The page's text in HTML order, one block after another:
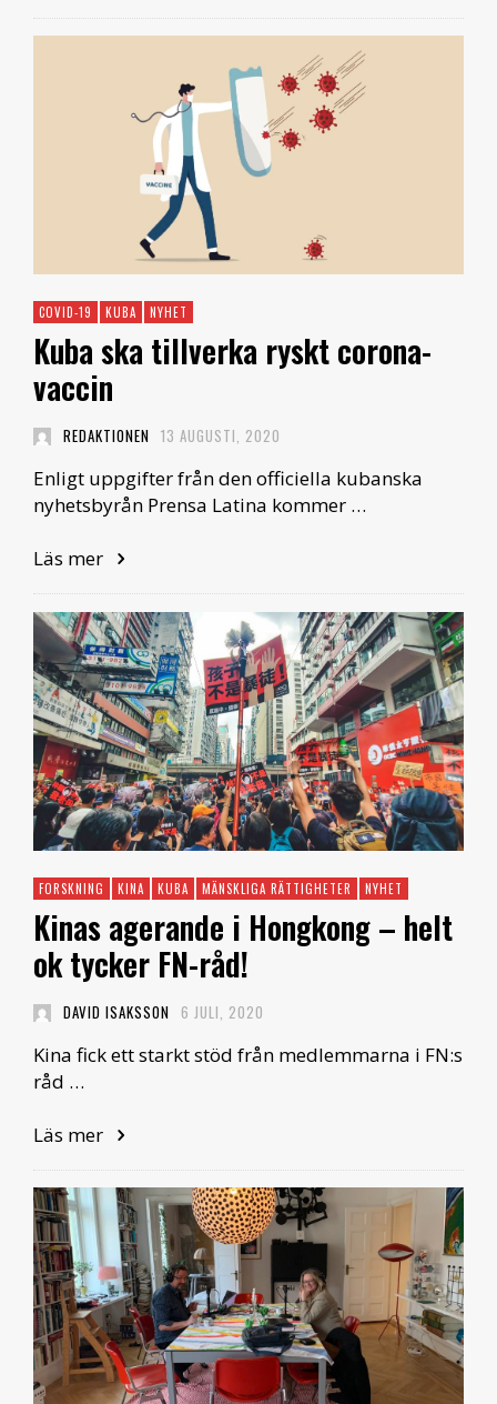
COVID-19 KUBA NYHET
Kuba ska tillverka ryskt corona-
vaccin
REDAKTIONEN 13 AUGUSTI, 2020
Enligt uppgifter från den officiella kubanska
nyhetsbyrån Prensa Latina kommer …
Läs mer
FORSKNING KINA KUBA MÄNSKLIGA RÄTTIGHETER NYHET
Kinas agerande i Hongkong – helt
ok tycker FN-råd!
DAVID ISAKSSON 6 JULI, 2020
Kina fick ett starkt stöd från medlemmarna i FN:s
råd …
Läs mer